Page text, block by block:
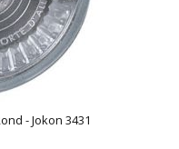
- Jokon 3431